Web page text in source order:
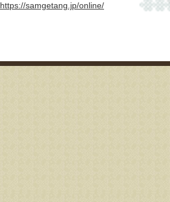
https://samgetang.jp/online/